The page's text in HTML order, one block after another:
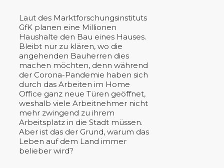
Laut des Marktforschungsinstituts
GfK planen eine Millionen
Haushalte den Bau eines Hauses.
Bleibt nur zu klären, wo die
angehenden Bauherren dies
machen möchten, denn während
der Corona-Pandemie haben sich
durch das Arbeiten im Home
Office ganz neue Türen geöffnet,
weshalb viele Arbeitnehmer nicht
mehr zwingend zu ihrem
Arbeitsplatz in die Stadt müssen.
Aber ist das der Grund, warum das
Leben auf dem Land immer
belieber wird?